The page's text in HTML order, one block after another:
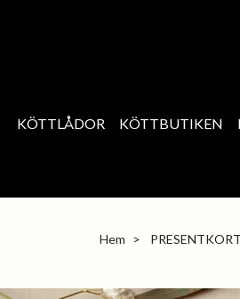
KÖTTLÅDOR KÖTTBUTIKEN
Hem PRESENTKORT